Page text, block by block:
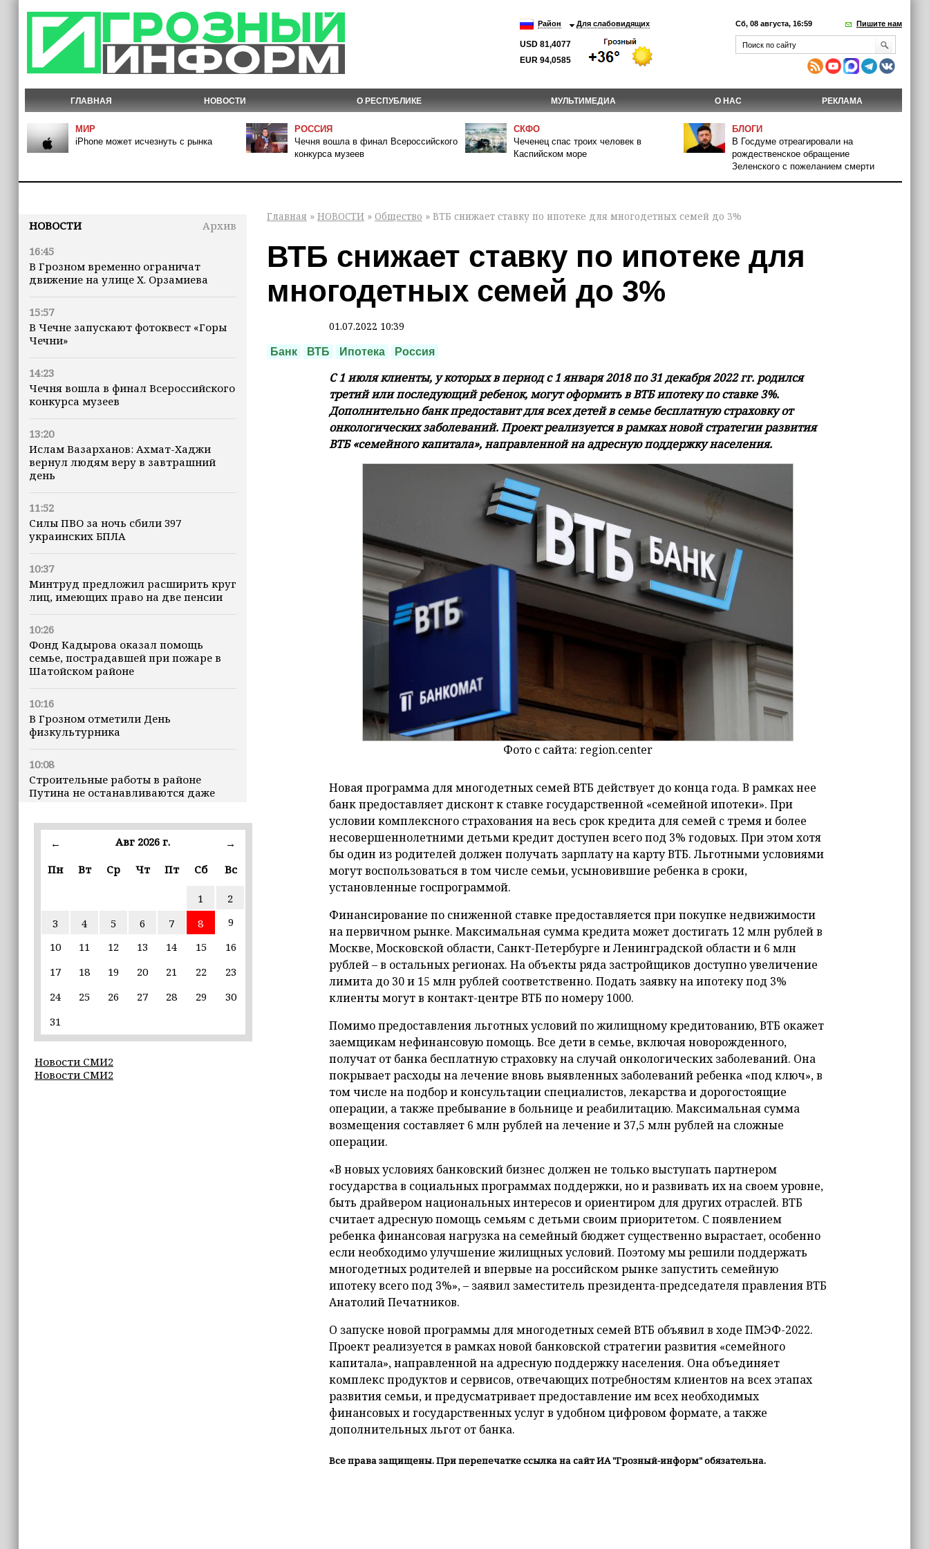
Район Для слабовидящих
USD 81,4077
EUR 94,0585
Сб, 08 августа, 16:59 Пишите нам
ГЛАВНАЯ НОВОСТИ О РЕСПУБЛИКЕ МУЛЬТИМЕДИА О НАС РЕКЛАМА
МИР
iPhone может исчезнуть с рынка
РОССИЯ
Чечня вошла в финал Всероссийского
конкурса музеев
СКФО
Чеченец спас троих человек в
Каспийском море
БЛОГИ
В Госдуме отреагировали на
рождественское обращение
Зеленского с пожеланием смерти
НОВОСТИ
Архив
16:45
В Грозном временно ограничат
движение на улице Х. Орзамиева
15:57
В Чечне запускают фотоквест «Горы
Чечни»
14:23
Чечня вошла в финал Всероссийского
конкурса музеев
13:20
Ислам Вазарханов: Ахмат-Хаджи
вернул людям веру в завтрашний
день
11:52
Силы ПВО за ночь сбили 397
украинских БПЛА
10:37
Минтруд предложил расширить круг
лиц, имеющих право на две пенсии
10:26
Фонд Кадырова оказал помощь
семье, пострадавшей при пожаре в
Шатойском районе
10:16
В Грозном отметили День
физкультурника
10:08
Строительные работы в районе
Путина не останавливаются даже
марта
В пяти школах столицы обновляют
инфраструктуру по госпрограмме
Силы ПВО сбили 75 БПЛА над
сутки
20:09
19:37
← Авг 2026 г.
→
Пн
Вт Ср Чт Пт Сб Вс
1
2
3
4 5 6 7 8
9
10
11 12 13 14 15
16
17
18 19 20 21 22
23
24
25 26 27 28 29
30
31
Новости СМИ2
Новости СМИ2
Главная » НОВОСТИ » Общество » ВТБ снижает ставку по ипотеке для многодетных семей до 3%
ВТБ снижает ставку по ипотеке для
многодетных семей до 3%
01.07.2022 10:39
Банк ВТБ Ипотека Россия
С 1 июля клиенты, у которых в период с 1 января 2018 по 31 декабря 2022 гг. родился
третий или последующий ребенок, могут оформить в ВТБ ипотеку по ставке 3%.
Дополнительно банк предоставит для всех детей в семье бесплатную страховку от
онкологических заболеваний. Проект реализуется в рамках новой стратегии развития
ВТБ «семейного капитала», направленной на адресную поддержку населения.
Фото с сайта: region.center
Новая программа для многодетных семей ВТБ действует до конца года. В рамках нее
банк предоставляет дисконт к ставке государственной «семейной ипотеки». При
условии комплексного страхования на весь срок кредита для семей с тремя и более
несовершеннолетними детьми кредит доступен всего под 3% годовых. При этом хотя
бы один из родителей должен получать зарплату на карту ВТБ. Льготными условиями
могут воспользоваться в том числе семьи, усыновившие ребенка в сроки,
установленные госпрограммой.
Финансирование по сниженной ставке предоставляется при покупке недвижимости
на первичном рынке. Максимальная сумма кредита может достигать 12 млн рублей в
Москве, Московской области, Санкт-Петербурге и Ленинградской области и 6 млн
рублей – в остальных регионах. На объекты ряда застройщиков доступно увеличение
лимита до 30 и 15 млн рублей соответственно. Подать заявку на ипотеку под 3%
клиенты могут в контакт-центре ВТБ по номеру 1000.
Помимо предоставления льготных условий по жилищному кредитованию, ВТБ окажет
заемщикам нефинансовую помощь. Все дети в семье, включая новорожденного,
получат от банка бесплатную страховку на случай онкологических заболеваний. Она
покрывает расходы на лечение вновь выявленных заболеваний ребенка «под ключ», в
том числе на подбор и консультации специалистов, лекарства и дорогостоящие
операции, а также пребывание в больнице и реабилитацию. Максимальная сумма
возмещения составляет 6 млн рублей на лечение и 37,5 млн рублей на сложные
операции.
«В новых условиях банковский бизнес должен не только выступать партнером
государства в социальных программах поддержки, но и развивать их на своем уровне,
быть драйвером национальных интересов и ориентиром для других отраслей. ВТБ
считает адресную помощь семьям с детьми своим приоритетом. С появлением
ребенка финансовая нагрузка на семейный бюджет существенно вырастает, особенно
если необходимо улучшение жилищных условий. Поэтому мы решили поддержать
многодетных родителей и впервые на российском рынке запустить семейную
ипотеку всего под 3%», – заявил заместитель президента-председателя правления ВТБ
Анатолий Печатников.
О запуске новой программы для многодетных семей ВТБ объявил в ходе ПМЭФ-2022.
Проект реализуется в рамках новой банковской стратегии развития «семейного
капитала», направленной на адресную поддержку населения. Она объединяет
комплекс продуктов и сервисов, отвечающих потребностям клиентов на всех этапах
развития семьи, и предусматривает предоставление им всех необходимых
финансовых и государственных услуг в удобном цифровом формате, а также
дополнительных льгот от банка.
Все права защищены. При перепечатке ссылка на сайт ИА "Грозный-информ" обязательна.